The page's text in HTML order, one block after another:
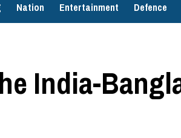
Nation Entertainment Defence
India-